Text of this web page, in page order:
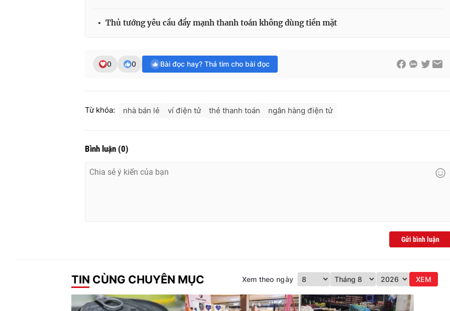
Thủ tướng yêu cầu đẩy mạnh thanh toán không dùng tiền mặt
0 0 Bài đọc hay? Thả tim cho bài đọc
Từ khóa: nhà bán lẻ ví điện tử thẻ thanh toán ngân hàng điện tử
Bình luận (0)
Gửi bình luận
TIN CÙNG CHUYÊN MỤC Xem theo ngày XEM